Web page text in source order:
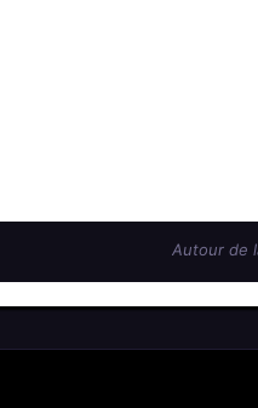
Autour de